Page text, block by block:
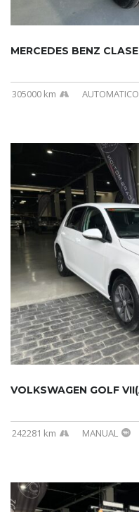
305000 km AUTOMATICO
242281 km MANUAL